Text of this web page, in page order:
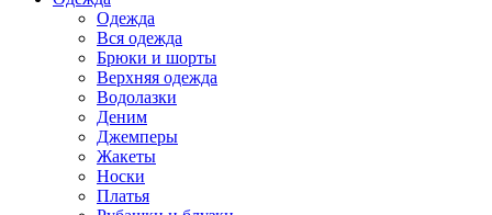
Одежда
Вся одежда
Брюки и шорты
Верхняя одежда
Водолазки
Деним
Джемперы
Жакеты
Носки
Платья